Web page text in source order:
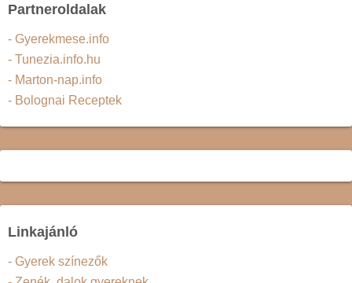
Partneroldalak
- Gyerekmese.info
- Tunezia.info.hu
- Marton-nap.info
- Bolognai Receptek
Linkajánló
- Gyerek színezők